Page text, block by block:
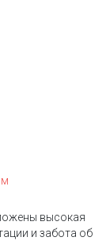
высокая
и забота об